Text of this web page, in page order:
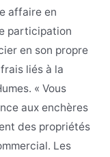
affaire en
participation
en son propre
liés à la
« Vous
aux enchères
des propriétés
Les